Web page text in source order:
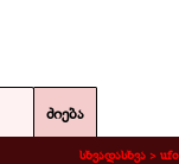
ძიება
სხვადასხვა > ufo